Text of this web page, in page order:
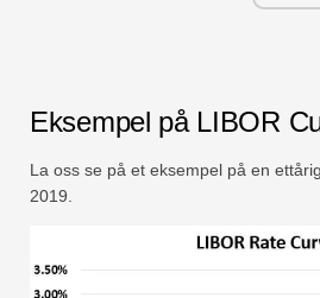
Eksempel på LIBOR
La oss se på et eksempel på en
2019.